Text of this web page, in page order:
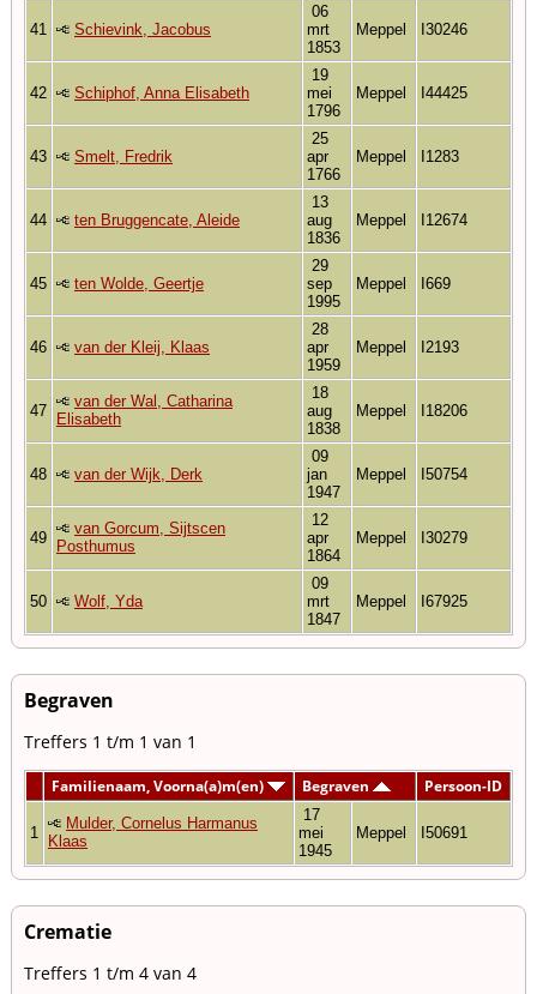
41 Schievink, Jacobus
06
mrt
1853
Meppel I30246
42 Schiphof, Anna Elisabeth
19
mei
1796
Meppel I44425
43 Smelt, Fredrik
25
apr
1766
Meppel I1283
44 ten Bruggencate, Aleide
13
aug
1836
Meppel I12674
45 ten Wolde, Geertje
29
sep
1995
Meppel I669
46 van der Kleij, Klaas
28
apr
1959
Meppel I2193
47
van der Wal, Catharina
Elisabeth
18
aug
1838
Meppel I18206
48 van der Wijk, Derk
09
jan
1947
Meppel I50754
49
van Gorcum, Sijtscen
Posthumus
12
apr
1864
Meppel I30279
50 Wolf, Yda
09
mrt
1847
Meppel I67925
Begraven
Treffers 1 t/m 1 van 1
Familienaam, Voorna(a)m(en) Begraven Persoon-ID
1
Mulder, Cornelus Harmanus
Klaas
17
mei
1945
Meppel I50691
Crematie
Treffers 1 t/m 4 van 4